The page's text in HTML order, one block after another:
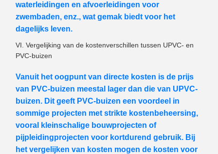
waterleidingen en afvoerleidingen voor
zwembaden, enz., wat gemak biedt voor het
dagelijks leven.
VI. Vergelijking van de kostenverschillen tussen UPVC- en
PVC-buizen
Vanuit het oogpunt van directe kosten is de prijs
van PVC-buizen meestal lager dan die van UPVC-
buizen. Dit geeft PVC-buizen een voordeel in
sommige projecten met strikte kostenbeheersing,
vooral kleinschalige bouwprojecten of
pijpleidingprojecten voor kortdurend gebruik. Bij
het vergelijken van kosten mogen de kosten voor